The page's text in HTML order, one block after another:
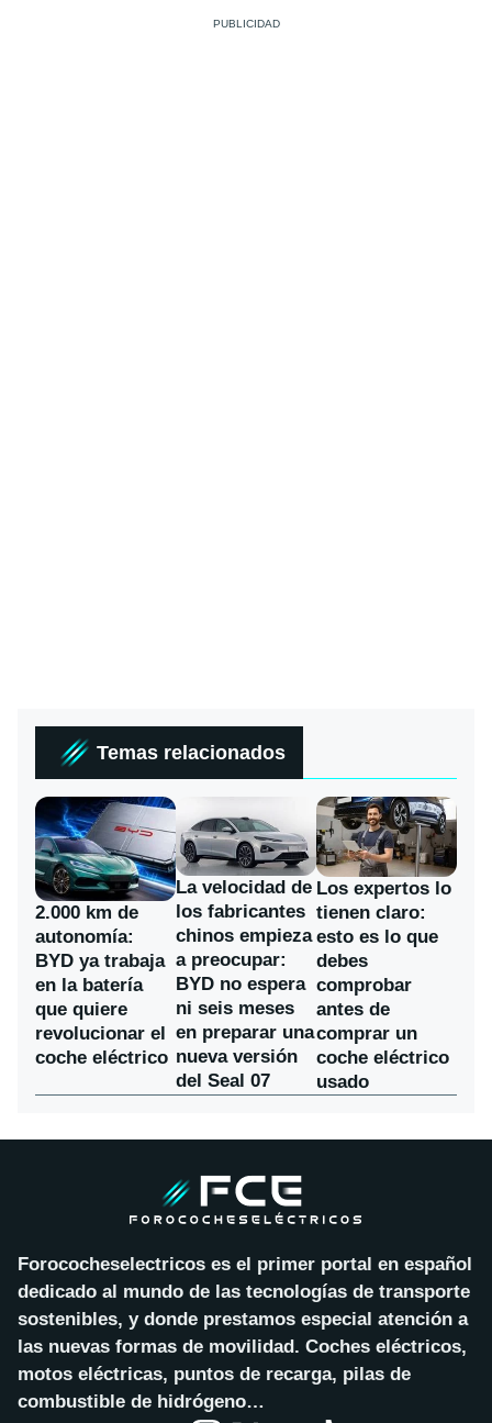
Temas relacionados
2.000 km de
autonomía:
BYD ya trabaja
en la batería
que quiere
revolucionar el
coche eléctrico
La velocidad de
los fabricantes
chinos empieza
a preocupar:
BYD no espera
ni seis meses
en preparar una
nueva versión
del Seal 07
Los expertos lo
tienen claro:
esto es lo que
debes
comprobar
antes de
comprar un
coche eléctrico
usado
Forococheselectricos es el primer portal en español
dedicado al mundo de las tecnologías de transporte
sostenibles, y donde prestamos especial atención a
las nuevas formas de movilidad. Coches eléctricos,
motos eléctricas, puntos de recarga, pilas de
combustible de hidrógeno…